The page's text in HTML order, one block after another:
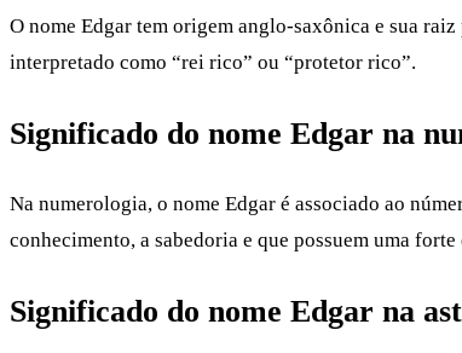
O nome Edgar tem origem anglo-saxônica e sua
interpretado como “rei rico” ou “protetor rico”.
Significado do nome Edgar na
Na numerologia, o nome Edgar é associado ao
conhecimento, a sabedoria e que possuem uma
Significado do nome Edgar na